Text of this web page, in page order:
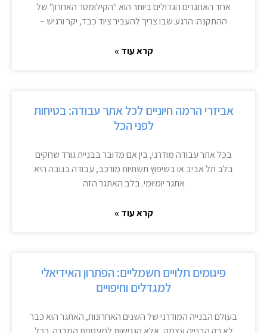
אחד האתגרים הגדולים ביותר הוא "הקילומטר האחרון" של
ההתקנה: הרגע שבו צריך להעביר ציוד כבד, יקר ורגיש –
קרא עוד »
אביזרי הרמה חיוניים לכל אתר עבודה: בטיחות
לפני הכל
בכל אתר עבודה מודרני, בין אם מדובר בבניית גורד שחקים
בלב תל אביב או בשיפוץ תשתיות מורכב, עבודה בגובה היא
אתגר יומיומי. בלב האתגר הזה
קרא עוד »
פיגומים תלויים חשמליים: הפתרון האידיאלי
למגדלים וחיפויים
בעולם הבנייה המודרני של השנים האחרונות, האתגר הוא כבר